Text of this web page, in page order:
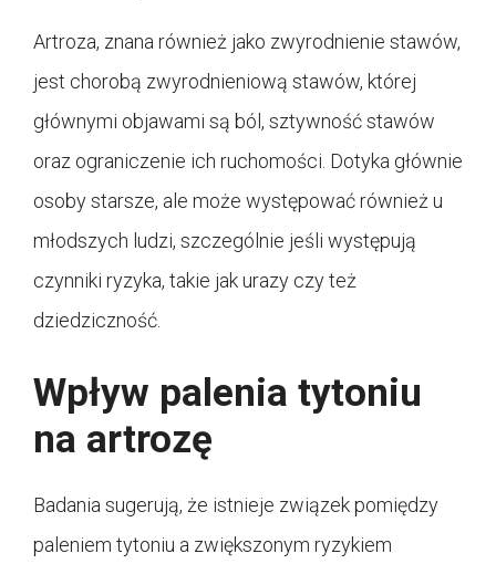
Artroza, znana również jako zwyrodnienie stawów,
jest chorobą zwyrodnieniową stawów, której
głównymi objawami są ból, sztywność stawów
oraz ograniczenie ich ruchomości. Dotyka głównie
osoby starsze, ale może występować również u
młodszych ludzi, szczególnie jeśli występują
czynniki ryzyka, takie jak urazy czy też
dziedziczność.
Wpływ palenia tytoniu
na artrozę
Badania sugerują, że istnieje związek pomiędzy
paleniem tytoniu a zwiększonym ryzykiem